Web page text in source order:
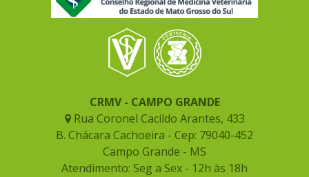
CRMV - CAMPO GRANDE
Rua Coronel Cacildo Arantes, 433
B. Chácara Cachoeira - Cep: 79040-452
Campo Grande - MS
Atendimento: Seg a Sex - 12h às 18h